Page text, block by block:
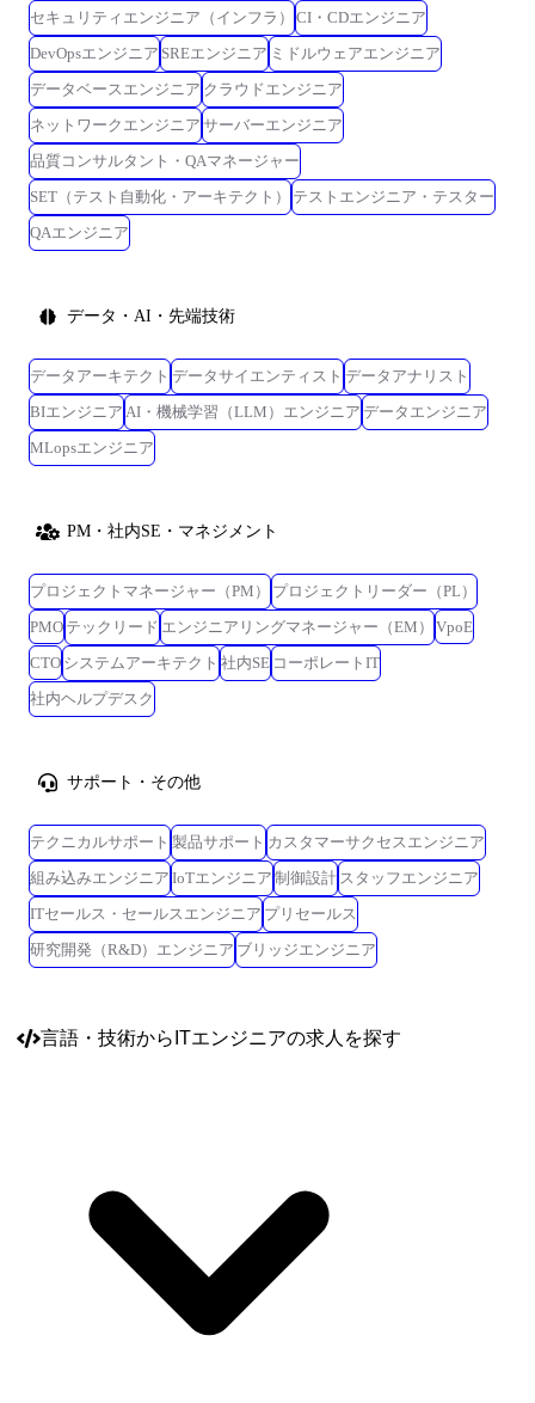
セキュリティエンジニア（インフラ）
CI・CDエンジニア
DevOpsエンジニア SREエンジニア ミドルウェアエンジニア
データベースエンジニア クラウドエンジニア
ネットワークエンジニア サーバーエンジニア
品質コンサルタント・QAマネージャー
SET（テスト自動化・アーキテクト）
テストエンジニア・テスター
QAエンジニア
データ・AI・先端技術
データアーキテクト データサイエンティスト データアナリスト
BIエンジニア AI・機械学習（LLM）エンジニア データエンジニア
MLopsエンジニア
PM・社内SE・マネジメント
プロジェクトマネージャー（PM）
プロジェクトリーダー（PL）
PMO テックリード エンジニアリングマネージャー（EM）
VpoE
CTO システムアーキテクト 社内SE コーポレートIT
社内ヘルプデスク
サポート・その他
テクニカルサポート 製品サポート カスタマーサクセスエンジニア
組み込みエンジニア IoTエンジニア 制御設計 スタッフエンジニア
ITセールス・セールスエンジニア プリセールス
研究開発（R&D）エンジニア ブリッジエンジニア
言語・技術からITエンジニアの求人を探す